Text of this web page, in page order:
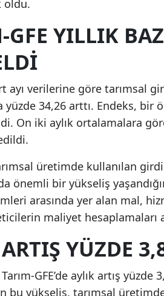
oldu.
GFE YILLIK
ayı verilerine göre tarımsal
yüzde 34,26 arttı. Endeks, bir
On iki aylık ortalamalara
üretimde kullanılan
önemli bir yükseliş
arasında yer alan mal,
maliyet hesaplamaları
YÜZDE
GFE’de aylık artış
bu yükseliş, tarımsal